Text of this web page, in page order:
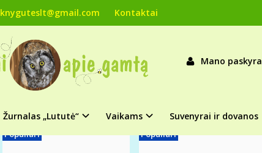
knyguteslt@gmail.com Kontaktai
Mano paskyra
Žurnalas „Lututė“ Vaikams Suvenyrai ir dovanos
Plakatai
Populiari Populiari